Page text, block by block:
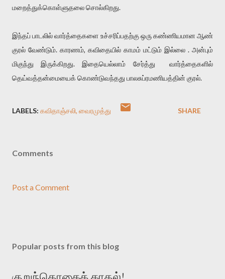
மறைத்துக்கொள்ளுதலை சொல்கிறது.
இந்தப் பாடலில் வார்த்தைகளை உச்சரிப்பதற்கு ஒரு கண்ணியமான ஆண்
குரல் வேண்டும். காரணம், கவிதையில் காமம் மட்டும் இல்லை . அன்பும்
மிகுந்து இருக்கிறது. இதையெல்லாம் சேர்த்து வார்த்தைகளில்
தெய்வத்தன்மையைக் கொண்டுவந்தது பாலசுப்ரமணியத்தின் குரல்.
LABELS: கவிதாஞ்சலி வைரமுத்து SHARE
Comments
Post a Comment
Popular posts from this blog